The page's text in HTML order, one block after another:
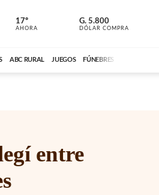
ENFOQUE ECONÓMICO
ABC CARDINAL AMDE 10:00 A 11:29
17º
AHORA
18º
MAÑANA
G. 5.800
DÓLAR COMPRA
ABC RURAL JUEGOS FÚNEBRES
entre